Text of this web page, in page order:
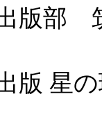
版部
の環